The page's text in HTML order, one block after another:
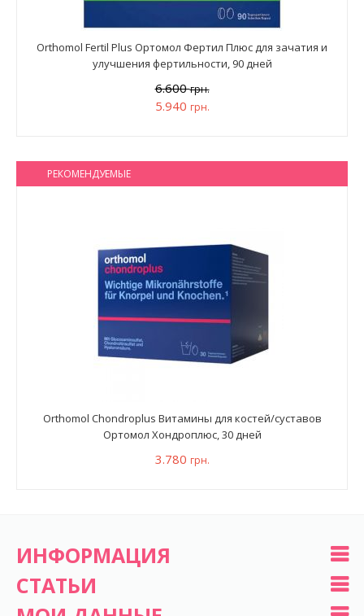
Orthomol Fertil Plus Ортомол Фертил Плюс для зачатия и
улучшения фертильности, 90 дней
6.600грн.
5.940 грн.
РЕКОМЕНДУЕМЫЕ
Orthomol Chondroplus Витамины для костей/суставов
Ортомол Хондроплюс, 30 дней
3.780 грн.
ИНФОРМАЦИЯ
СТАТЬИ